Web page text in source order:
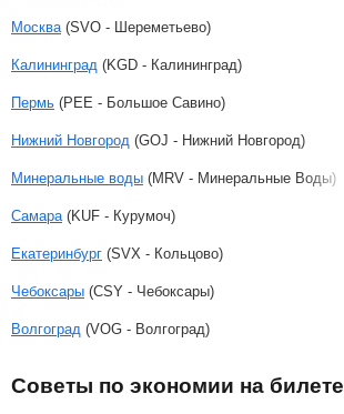
Москва (SVO - Шереметьево)
Калининград (KGD - Калининград)
Пермь (PEE - Большое Савино)
Нижний Новгород (GOJ - Нижний Новгород)
Минеральные воды (MRV - Минеральные Воды)
Самара (KUF - Курумоч)
Екатеринбург (SVX - Кольцово)
Чебоксары (CSY - Чебоксары)
Волгоград (VOG - Волгоград)
Советы по экономии на билете